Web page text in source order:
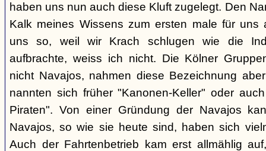
haben uns nun auch diese Kluft zugelegt. Den
Kalk meines Wissens zum ersten male für uns
uns so, weil wir Krach schlugen wie die
aufbrachte, weiss ich nicht. Die Kölner
nicht Navajos, nahmen diese Bezeichnung
nannten sich früher "Kanonen-Keller" oder
Piraten". Von einer Gründung der Navajos
Navajos, so wie sie heute sind, haben sich
Auch der Fahrtenbetrieb kam erst allmählig